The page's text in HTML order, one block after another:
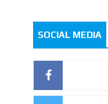
SOCIAL MEDIA